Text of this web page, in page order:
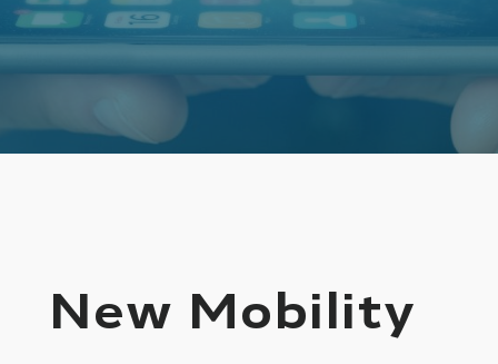
New Mobility